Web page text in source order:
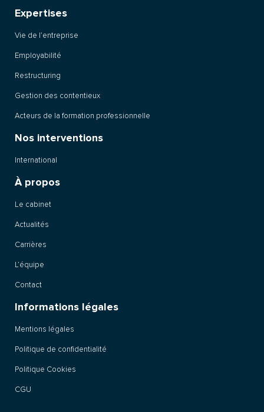
Expertises
Vie de l’entreprise
Employabilité
Restructuring
Gestion des contentieux
Acteurs de la formation professionnelle
Nos interventions
International
À propos
Le cabinet
Actualités
Carrières
L’équipe
Contact
Informations légales
Mentions légales
Politique de confidentialité
Politique Cookies
CGU